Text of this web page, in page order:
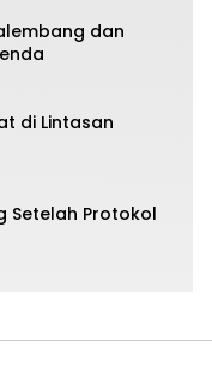
dan
di Lintasan
Setelah Protokol